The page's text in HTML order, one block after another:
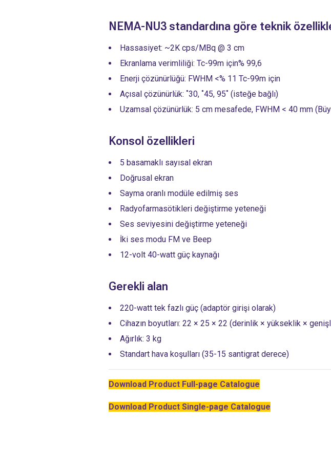
NEMA-NU3 standardına göre teknik
Hassasiyet: ~2K cps/MBq @ 3 cm
Ekranlama verimliliği: Tc-99m için% 99,6
Enerji çözünürlüğü: FWHM <% 11 Tc-99m için
Açısal çözünürlük: ˚30, ˚45, 95˚ (isteğe bağlı)
Uzamsal çözünürlük: 5 cm mesafede, FWHM < 40 mm
Konsol özellikleri
5 basamaklı sayısal ekran
Doğrusal ekran
Sayma oranlı modüle edilmiş ses
Radyofarmasötikleri değiştirme yeteneği
Ses seviyesini değiştirme yeteneği
İki ses modu FM ve Beep
12-volt 40-watt güç kaynağı
Gerekli alan
220-watt tek fazlı güç (adaptör girişi olarak)
Cihazın boyutları: 22 × 25 × 22 (derinlik × yükseklik ×
Ağırlık: 3 kg
Standart hava koşulları (35-15 santigrat derece)
Download Product Full-page Catalogue
Download Product Single-page Catalogue